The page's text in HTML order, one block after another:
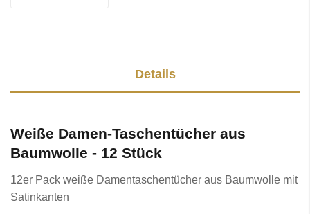
Details
Weiße Damen-Taschentücher aus
Baumwolle - 12 Stück
12er Pack weiße Damentaschentücher aus Baumwolle mit
Satinkanten